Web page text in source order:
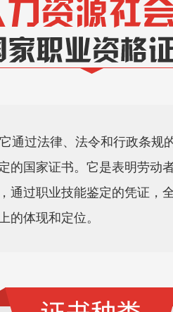
过法律、法令和行政条规
的国家证书。它是表明劳动
通过职业技能鉴定的凭证，
的体现和定位。